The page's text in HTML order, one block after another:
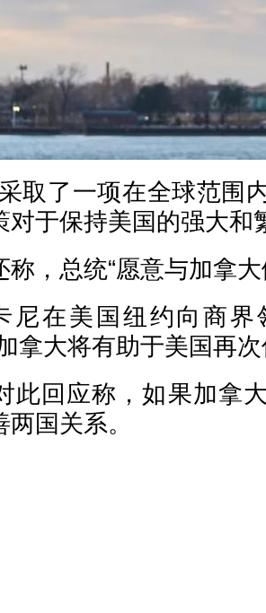
取了一项在全球范围
对于保持美国的强大和
，总统“愿意与加拿大
尼在美国纽约向商界
拿大将有助于美国再次
此回应称，如果加拿
国关系。